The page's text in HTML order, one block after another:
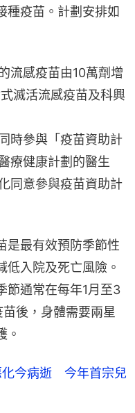
種疫苗。計劃安排如
流感疫苗由10萬劑增
滅活流感疫苗及科興
時參與「疫苗資助計
療健康計劃的醫生
同意參與疫苗資助計
是最有效預防季節性
低入院及死亡風險。
節通常在每年1月至3
後，身體需要兩星
。
今病逝 今年首宗兒